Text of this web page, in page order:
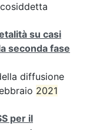
su casi
seconda fase
diffusione
2021
per il